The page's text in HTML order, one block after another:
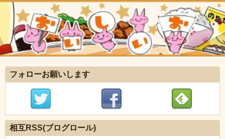
フォローお願いします
相互RSS(ブログロール)